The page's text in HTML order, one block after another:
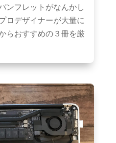
ンフレットがなんかし
ロデザイナーが大量に
らおすすめの３冊を厳